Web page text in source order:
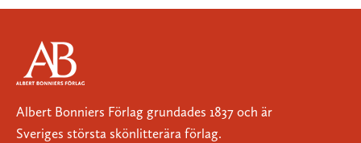
Albert Bonniers Förlag grundades 1837 och är
Sveriges största skönlitterära förlag.